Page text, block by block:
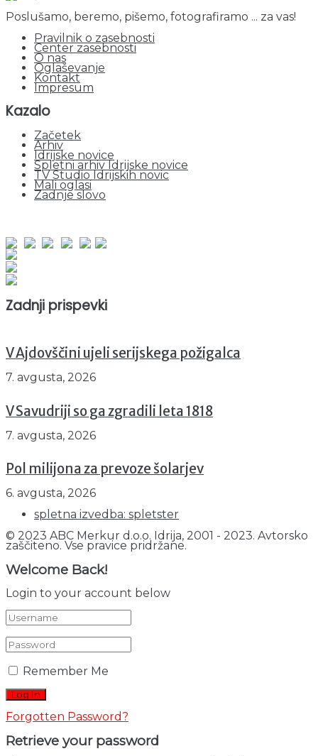
Poslušamo, beremo, pišemo, fotografiramo ... za vas!
Pravilnik o zasebnosti
Center zasebnosti
O nas
Oglaševanje
Kontakt
Impresum
Kazalo
Začetek
Arhiv
Idrijske novice
Spletni arhiv Idrijske novice
TV Studio Idrijskih novic
Mali oglasi
Zadnje slovo
Zadnji prispevki
V Ajdovščini ujeli serijskega požigalca
7. avgusta, 2026
V Savudriji so ga zgradili leta 1818
7. avgusta, 2026
Pol milijona za prevoze šolarjev
6. avgusta, 2026
spletna izvedba: spletster
© 2023 ABC Merkur d.o.o. Idrija, 2001 - 2023. Avtorsko
zaščiteno. Vse pravice pridržane.
Welcome Back!
Login to your account below
Remember Me
Forgotten Password?
Retrieve your password